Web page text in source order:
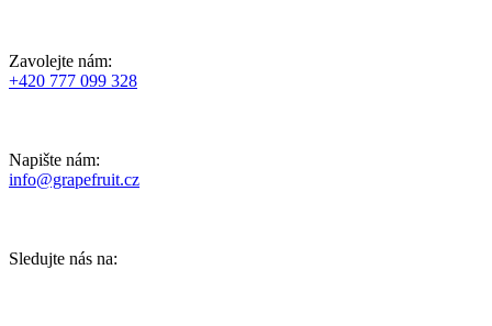
Zavolejte nám:
+420 777 099 328
Napište nám:
info@grapefruit.cz
Sledujte nás na: